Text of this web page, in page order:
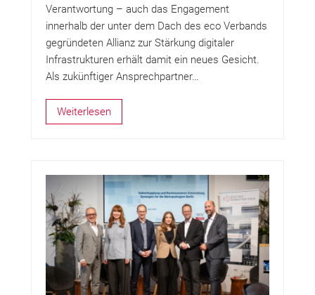
Verantwortung – auch das Engagement
innerhalb der unter dem Dach des eco Verbands
gegründeten Allianz zur Stärkung digitaler
Infrastrukturen erhält damit ein neues Gesicht.
Als zukünftiger Ansprechpartner…
Weiterlesen